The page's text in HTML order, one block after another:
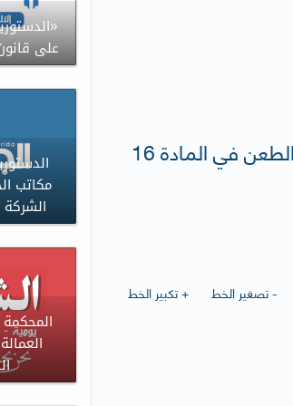
في المادة 16
+ تكبير الخط
- تصغير الخط
على
مكاتب